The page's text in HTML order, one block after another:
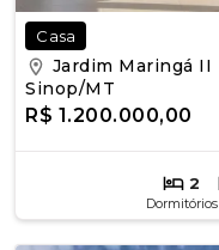
Casa
Jardim Maringá II
Sinop/MT
R$ 1.200.000,00
2
Dormitórios